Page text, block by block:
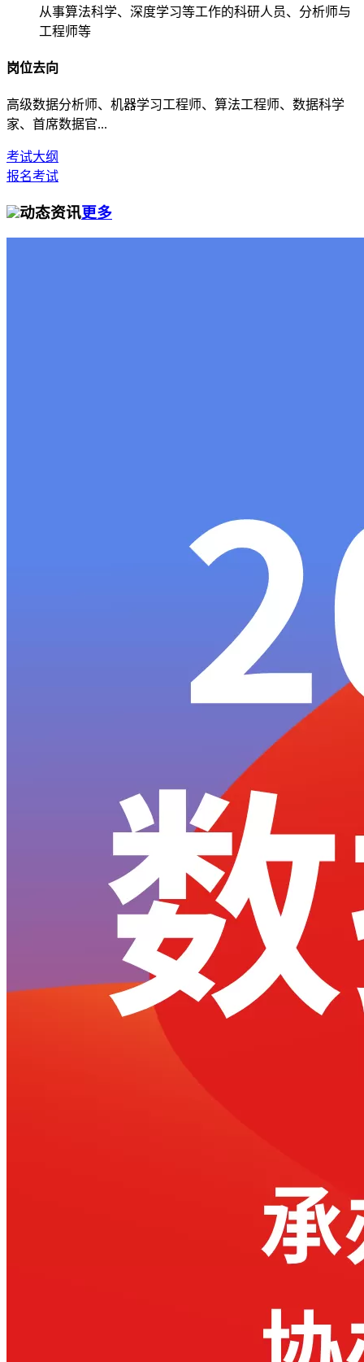
从事算法科学、深度学习等工作的科研人员、分析师与
工程师等
岗位去向
高级数据分析师、机器学习工程师、算法工程师、数据科学
家、首席数据官...
考试大纲
报名考试
动态资讯更多